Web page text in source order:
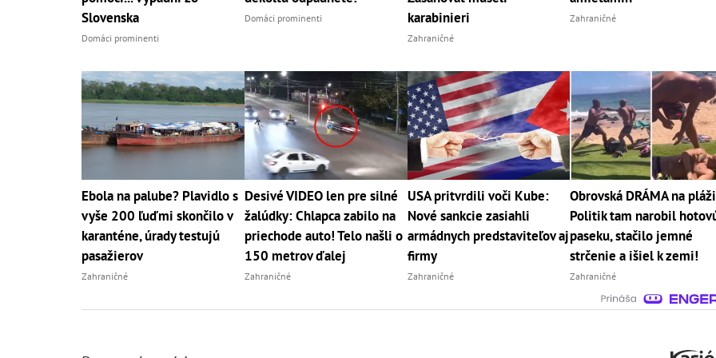
Slovenska
Domáci prominenti
Domáci prominenti
karabinieri
Zahraničné
Zahraničné
Ebola na palube? Plavidlo s
vyše 200 ľuďmi skončilo v
karanténe, úrady testujú
pasažierov
Zahraničné
Desivé VIDEO len pre silné
žalúdky: Chlapca zabilo na
priechode auto! Telo našli o
150 metrov ďalej
Zahraničné
USA pritvrdili voči Kube:
Nové sankcie zasiahli
armádnych predstaviteľov aj
firmy
Zahraničné
Obrovská DRÁMA na
Politik tam narobil
paseku, stačilo jemné
strčenie a išiel k zemi!
Zahraničné